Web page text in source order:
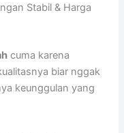
Stabil & Harga
cuma karena
biar nggak
keunggulan yang